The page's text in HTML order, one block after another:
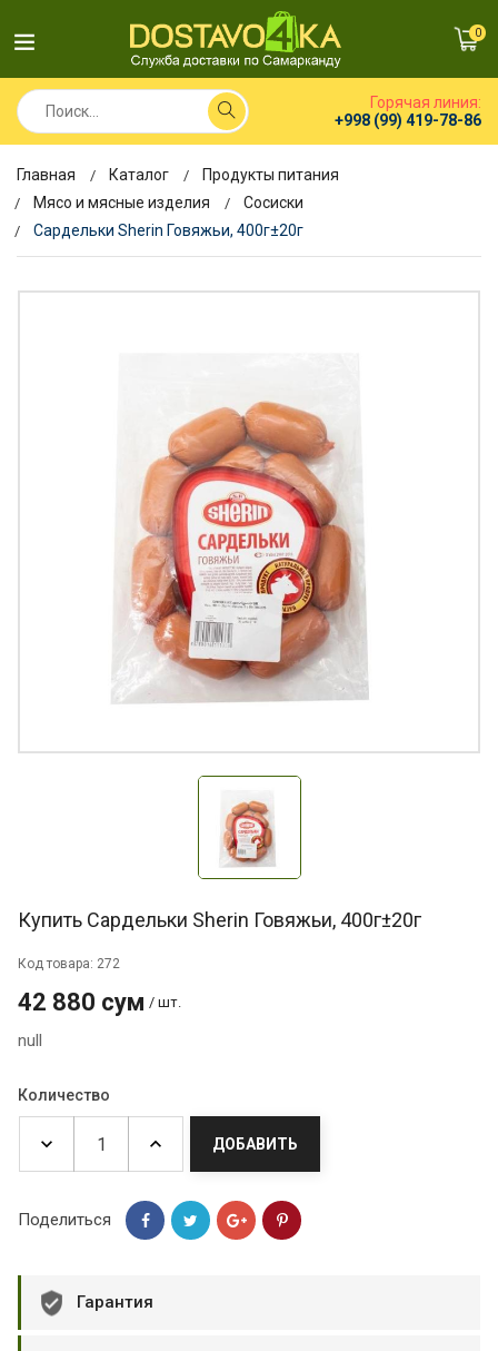
0
Горячая линия:
+998 (99) 419-78-86
Главная Каталог
Продукты питания
Мясо и мясные изделия
Сосиски
Сардельки Sherin Говяжьи, 400г±20г
Купить Сардельки Sherin Говяжьи, 400г±20г
Код товара: 272
42 880 сум / шт.
null
Количество
ДОБАВИТЬ
Поделиться
Гарантия